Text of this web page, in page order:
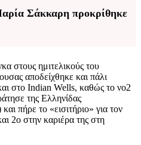
Σάκκαρη προκρίθηκε
στους ημιτελικούς του
αποδείχθηκε και πάλι
στο Indian Wells, καθώς το νο2
της Ελληνίδας
πήρε το «εισιτήριο» για τον
2ο στην καριέρα της στη